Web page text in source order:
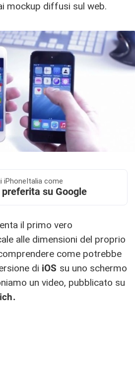
mockup diffusi sul web.
iPhoneItalia come
preferita su Google
il primo vero
alle dimensioni del proprio
come potrebbe
di iOS su uno schermo
un video, pubblicato su